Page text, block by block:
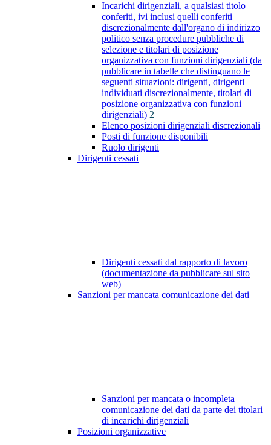
Incarichi dirigenziali, a qualsiasi titolo
conferiti, ivi inclusi quelli conferiti
discrezionalmente dall'organo di indirizzo
politico senza procedure pubbliche di
selezione e titolari di posizione
organizzativa con funzioni dirigenziali (da
pubblicare in tabelle che distinguano le
seguenti situazioni: dirigenti, dirigenti
individuati discrezionalmente, titolari di
posizione organizzativa con funzioni
dirigenziali) 2
Elenco posizioni dirigenziali discrezionali
Posti di funzione disponibili
Ruolo dirigenti
Dirigenti cessati
Dirigenti cessati dal rapporto di lavoro
(documentazione da pubblicare sul sito
web)
Sanzioni per mancata comunicazione dei dati
Sanzioni per mancata o incompleta
comunicazione dei dati da parte dei titolari
di incarichi dirigenziali
Posizioni organizzative